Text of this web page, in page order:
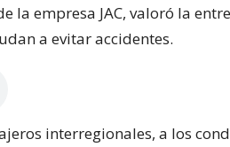
la empresa JAC, valoró la
a evitar accidentes.
interregionales, a los